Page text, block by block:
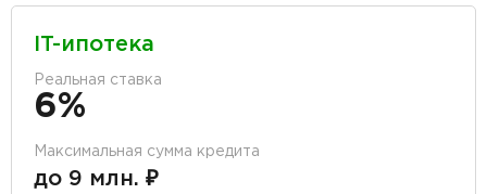
IT-ипотека
Реальная ставка
6%
Максимальная сумма кредита
до 9 млн. ₽